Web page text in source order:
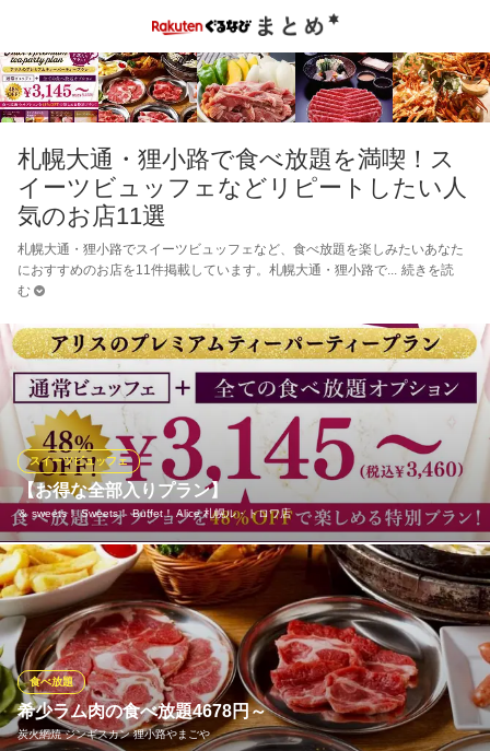
札幌大通・狸小路で食べ放題を満喫！ス
イーツビュッフェなどリピートしたい人
気のお店11選
札幌大通・狸小路でスイーツビュッフェなど、食べ放題を楽しみたいあなた
におすすめのお店を11件掲載しています。札幌大通・狸小路で
続きを読
む
【お得な全部入りプラン】
＆ sweets！ Sweets！ Buffet！ Alice 札幌ル・トロワ店
スイーツビュッフェ
アリスのプレミアムティーパーティープラン☆食べ放題全オプシ
ョンを48％OFFで楽しめる特別プラン！※土・日・祝日・祝前日
利用不可
＆ sweets！ Sweets！ Buffet！ Alice 札幌ル・トロワ店
スイーツビュッフェ
札幌市営地下鉄東西線大通駅 徒歩1分
北海道札幌市中央区大通西1-13 ル トロワ2F
希少ラム肉の食べ放題4678円～
炭火網焼 ジンギスカン 狸小路やまごや
食べ放題